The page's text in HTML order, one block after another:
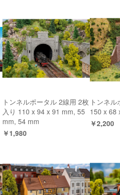
トンネルポータル 2線用 2枚
入り 110 x 94 x 91 mm, 55
mm, 54 mm
￥1,980
トンネ
150 x 68
￥2,200